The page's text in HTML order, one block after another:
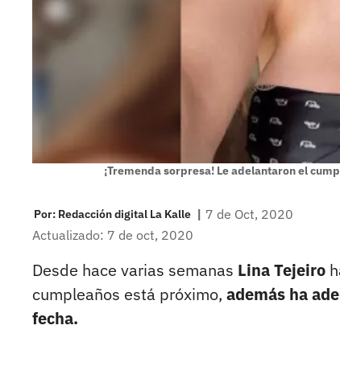
¡Tremenda sorpresa! Le adelantaron el
Por: Redacción digital La Kalle | 7 de Oct, 2020
Actualizado: 7 de oct, 2020
Desde hace varias semanas Lina Tejeiro
cumpleaños está próximo, además ha
fecha.